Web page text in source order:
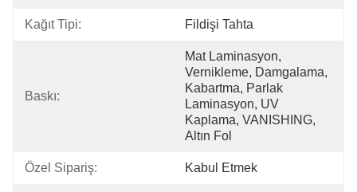
Kağıt Tipi: Fildişi Tahta
Baskı:
Mat Laminasyon,
Vernikleme, Damgalama,
Kabartma, Parlak
Laminasyon, UV
Kaplama, VANISHING,
Altın Fol
Özel Sipariş: Kabul Etmek